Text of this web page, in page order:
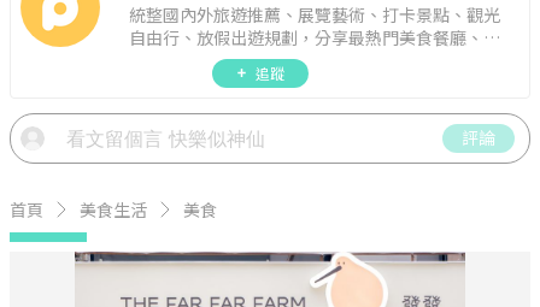
統整國內外旅遊推薦、展覽藝術、打卡景點、觀光
自由行、放假出遊規劃，分享最熱門美食餐廳、約
會聚餐、人氣甜點、速食手搖飲、3C科技、心理測
驗、星座運勢、生活雜貨、吃喝玩樂實用資訊。
追蹤
評論
首頁 美食生活 美食